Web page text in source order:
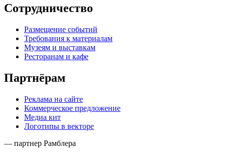
Сотрудничество
Размещение событий
Требования к материалам
Музеям и выставкам
Ресторанам и кафе
Партнёрам
Реклама на сайте
Коммерческое предложение
Медиа кит
Логотипы в векторе
— партнер Рамблера